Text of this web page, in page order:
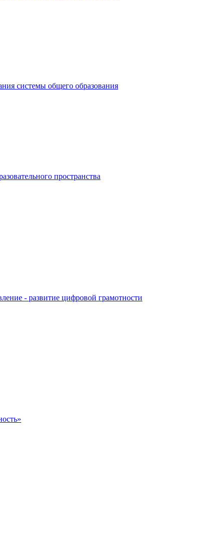
системы общего образования
пространства
- развитие цифровой грамотности